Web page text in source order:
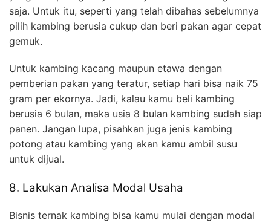
saja. Untuk itu, seperti yang telah dibahas sebelumnya
pilih kambing berusia cukup dan beri pakan agar cepat
gemuk.
Untuk kambing kacang maupun etawa dengan
pemberian pakan yang teratur, setiap hari bisa naik 75
gram per ekornya. Jadi, kalau kamu beli kambing
berusia 6 bulan, maka usia 8 bulan kambing sudah siap
panen. Jangan lupa, pisahkan juga jenis kambing
potong atau kambing yang akan kamu ambil susu
untuk dijual.
8. Lakukan Analisa Modal Usaha
Bisnis ternak kambing bisa kamu mulai dengan modal